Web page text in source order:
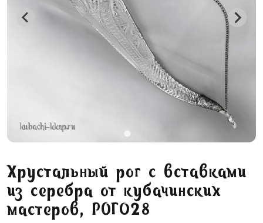
Хрустальный рог с вставками
из серебра от кубачинских
мастеров, РОГ028